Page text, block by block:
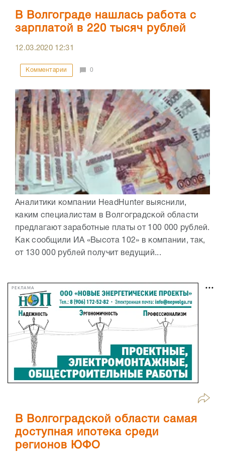
В Волгограде нашлась работа с
зарплатой в 220 тысяч рублей
12.03.2020 12:31
Комментарии 0
Аналитики компании HeadHunter выяснили,
каким специалистам в Волгоградской области
предлагают заработные платы от 100 000 рублей.
Как сообщили ИА «Высота 102» в компании, так,
от 130 000 рублей получит ведущий...
РЕКЛАМА
В Волгоградской области самая
доступная ипотека среди
регионов ЮФО